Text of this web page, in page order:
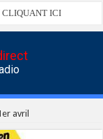
CLIQUANT ICI
avril